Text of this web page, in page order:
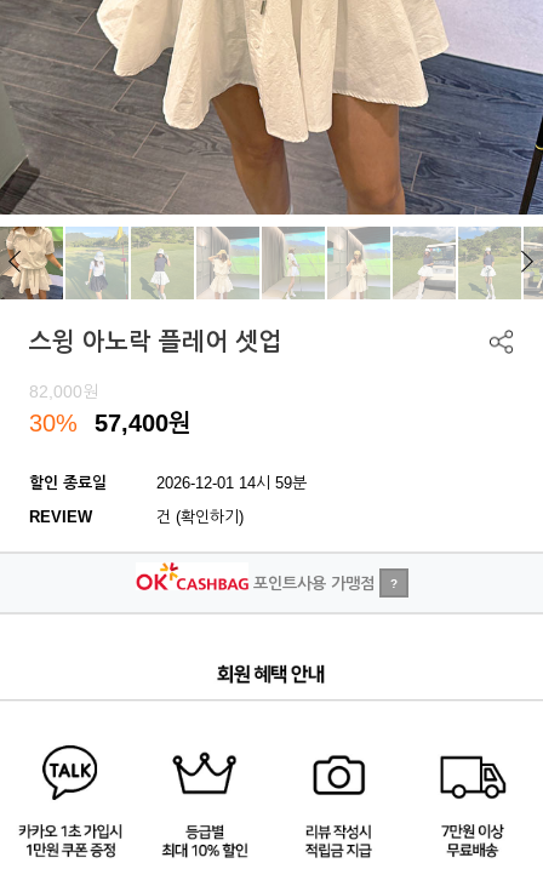
스윙 아노락 플레어 셋업
82,000원
30% 57,400원
할인 종료일
2026-12-01 14시 59분
REVIEW
건 (확인하기)
포인트사용 가맹점 ?